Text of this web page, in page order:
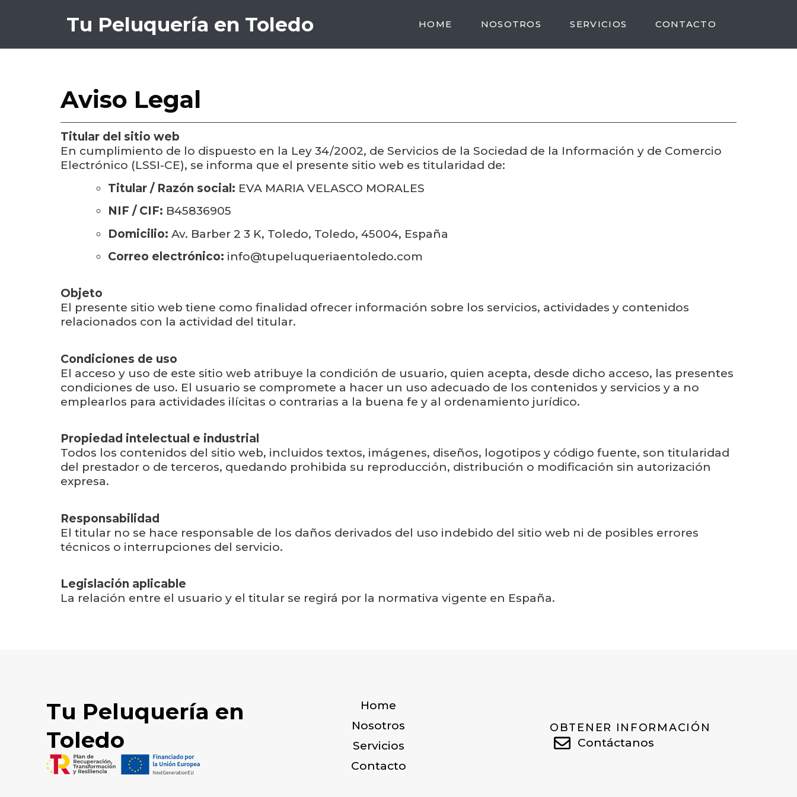
Tu Peluquería en Toledo HOME NOSOTROS SERVICIOS CONTACTO
Aviso Legal
Titular del sitio web
En cumplimiento de lo dispuesto en la Ley 34/2002, de Servicios de la Sociedad de la Información y de Comercio
Electrónico (LSSI-CE), se informa que el presente sitio web es titularidad de:
Titular / Razón social: EVA MARIA VELASCO MORALES
NIF / CIF: B45836905
Domicilio: Av. Barber 2 3 K, Toledo, Toledo, 45004, España
Correo electrónico: info@tupeluqueriaentoledo.com
Objeto
El presente sitio web tiene como finalidad ofrecer información sobre los servicios, actividades y contenidos
relacionados con la actividad del titular.
Condiciones de uso
El acceso y uso de este sitio web atribuye la condición de usuario, quien acepta, desde dicho acceso, las presentes
condiciones de uso. El usuario se compromete a hacer un uso adecuado de los contenidos y servicios y a no
emplearlos para actividades ilícitas o contrarias a la buena fe y al ordenamiento jurídico.
Propiedad intelectual e industrial
Todos los contenidos del sitio web, incluidos textos, imágenes, diseños, logotipos y código fuente, son titularidad
del prestador o de terceros, quedando prohibida su reproducción, distribución o modificación sin autorización
expresa.
Responsabilidad
El titular no se hace responsable de los daños derivados del uso indebido del sitio web ni de posibles errores
técnicos o interrupciones del servicio.
Legislación aplicable
La relación entre el usuario y el titular se regirá por la normativa vigente en España.
Tu Peluquería en
Toledo
Home
Nosotros
Servicios
Contacto
OBTENER INFORMACIÓN
Contáctanos